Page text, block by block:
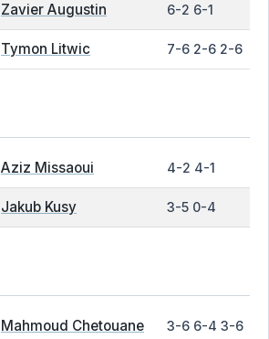
Zavier Augustin 6-2 6-1
Tymon Litwic 7-6 2-6 2-6
Aziz Missaoui 4-2 4-1
Jakub Kusy 3-5 0-4
Mahmoud Chetouane 3-6 6-4 3-6